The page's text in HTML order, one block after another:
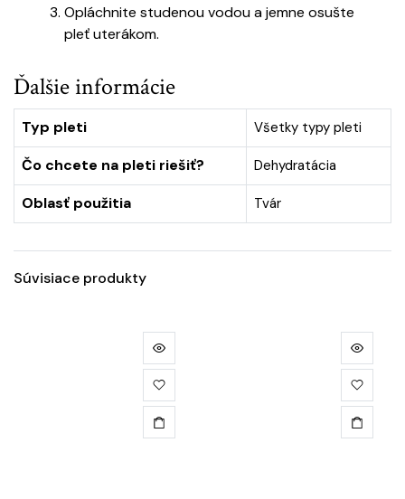
Opláchnite studenou vodou a jemne osušte
pleť uterákom.
Ďalšie informácie
Typ pleti Všetky typy pleti
Čo chcete na pleti riešiť? Dehydratácia
Oblasť použitia Tvár
Súvisiace produkty